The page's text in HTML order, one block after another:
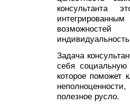
консультанта
Задача
себя социальную
которое поможет
полезное русло.